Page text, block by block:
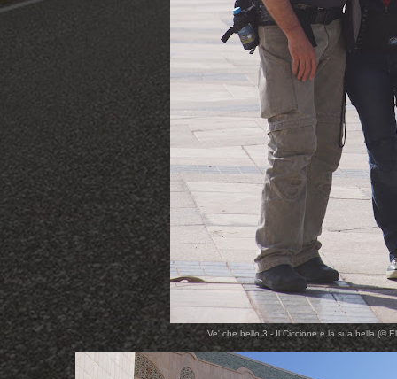
Ve' che bello 3 - Il Ciccione e la sua bella (©